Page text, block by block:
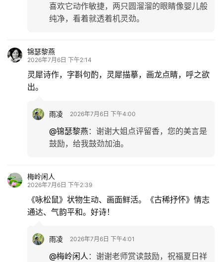
喜欢它动作敏捷，两只圆溜溜的眼睛像婴儿般
纯净，看着就透着机灵劲。
锦瑟黎燕
2026年7月6日 下午2:14
灵犀诗作，字斟句酌，灵犀描摹，画龙点睛，呼之欲
出。
雨凌 2026年7月6日 下午4:00
@锦瑟黎燕： 谢谢大姐点评留香，您的美言是
鼓励，给我鼓劲加油。
梅岭闲人
2026年7月6日 下午2:39
《咏松鼠》状物生动、画面鲜活。《古稀抒怀》情志
通达、气韵平和。好诗！
雨凌 2026年7月6日 下午4:01
@梅岭闲人 ： 谢谢老师赏读鼓励，祝福夏日祥